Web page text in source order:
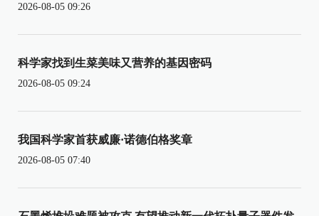
2026-08-05 09:26
科学家找到生菜美味又营养的基因密码
2026-08-05 09:24
我国科学家首获威廉·诺德伯格奖章
2026-08-05 07:40